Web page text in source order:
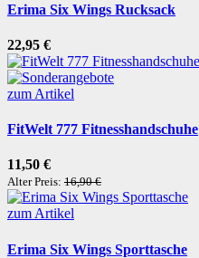
Erima Six Wings Rucksack
22,95 €
zum Artikel
FitWelt 777 Fitnesshandschuhe
11,50 €
Alter Preis: 16,90 €
zum Artikel
Erima Six Wings Sporttasche